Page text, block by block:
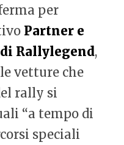
per
Partner e
Rallylegend,
vetture che
rally si
“a tempo di
speciali